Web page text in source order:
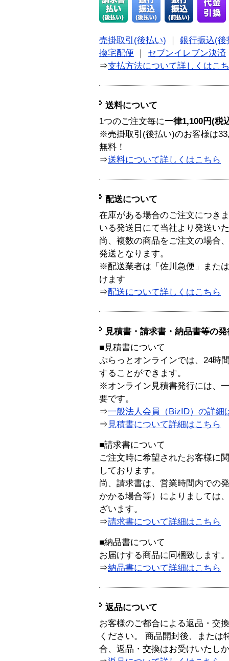
売掛取引(後払い)
銀行振込(後
換宅配便
セブンイレブン決済
⇒支払方法について詳しくはこ
送料について
1つのご注文毎に一律1,100円(税
※売掛取引(後払い)のお客様は
無料！
⇒送料について詳しくはこちら
配送について
在庫がある場合のご注文につき
いる発送日にて当社より発送い
尚、複数の商品をご注文の場合
発送となります。
※配送業者は「佐川急便」また
けます
⇒配送について詳しくはこちら
見積書・請求書・納品書等の
■見積書について
ぷらっとオンラインでは、24時
することができます。
※オンライン見積書発行には、
要です。
⇒一般法人会員（BizID）の詳細
⇒ 見積書について詳細はこちら
■請求書について
ご注文時に希望されたお客様に
しております。
尚、請求書は、営業時間内での
かかる場合等）によりましては
ざいます。
⇒請求書について詳細はこちら
■納品書について
お届けする商品に同梱致します。
⇒納品書について詳細はこちら
返品について
お客様のご都合による返品・交
ください。 商品開封後、または
合、返品・交換はお受けいたし